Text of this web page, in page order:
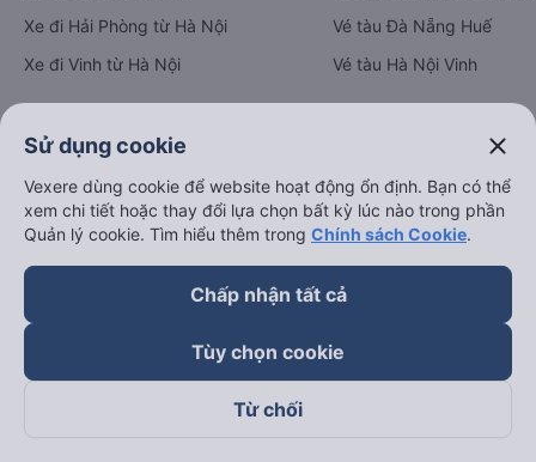
Xe đi Hải Phòng từ Hà Nội
Xe đi Vinh từ Hà Nội
Vé tàu Đà Nẵng Huế
Vé tàu Hà Nội Vinh
Thuê xe
Hà Nội đi Ninh Bình
Hà Nội đi Hạ Long
Hà Nội đi Sa Pa
Đà Nẵng đi Huế
Sử dụng cookie close
Vexere dùng cookie để website hoạt động ổn định. Bạn có thể
xem chi tiết hoặc thay đổi lựa chọn bất kỳ lúc nào trong phần
Quản lý cookie. Tìm hiểu thêm trong Chính sách Cookie.
Chấp nhận tất cả
Tùy chọn cookie
Từ chối